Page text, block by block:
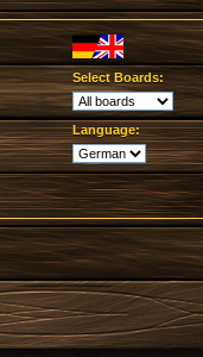
Select Boards:
Language: